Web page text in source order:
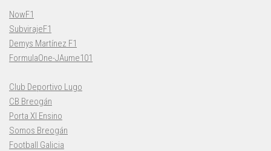
NowF1
SubvirajeF1
Demys Martínez F1
FormulaOne-JAume101
Club Deportivo Lugo
CB Breogán
Porta XI Ensino
Somos Breogán
Football Galicia